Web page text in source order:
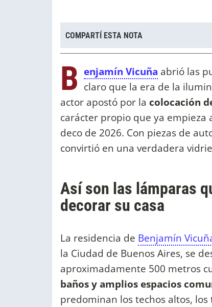
COMPARTÍ ESTA NOTA
B enjamín Vicuña abrió las
claro que la era de la
actor apostó por la colocación
carácter propio que ya empieza
deco de 2026. Con piezas de
convirtió en una verdadera
Así son las lámparas
decorar su casa
La residencia de Benjamín
la Ciudad de Buenos Aires, se
aproximadamente 500 metros
baños y amplios espacios
predominan los techos altos,